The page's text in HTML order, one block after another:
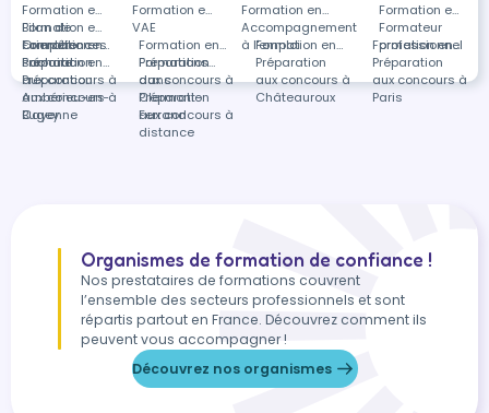
Formation en
Bilan de
compétences
Formation en
VAE
Formation en
Accompagnement
à l'emploi
Formation en
Formateur
professionnel
Formation en
Orientation
scolaire
Formation en
Préparation
aux concours à
Ambérieu-en-
Bugey
Formation en
Préparation
aux concours à
Clermont-
Ferrand
Formation en
Préparation
aux concours à
Châteauroux
Formation en
Préparation
aux concours à
Paris
Formation en
Préparation
aux concours à
Cayenne
Formations
dans
Préparation
aux concours à
distance
Organismes de formation de confiance !
Nos prestataires de formations couvrent
l’ensemble des secteurs professionnels et sont
répartis partout en France. Découvrez comment ils
peuvent vous accompagner !
Découvrez nos organismes